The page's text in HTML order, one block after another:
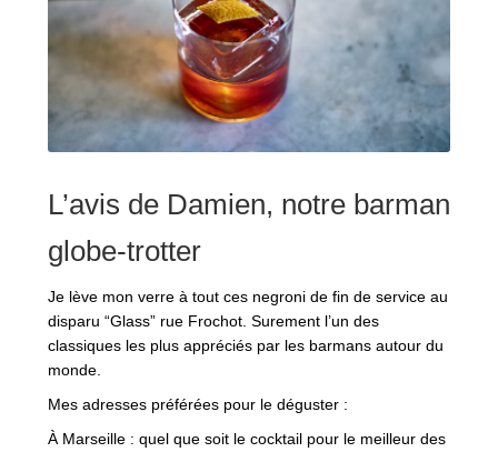
RÉGIONS
COFFRETS & CADEAUX
BOUTIQUE LOIRET
BLOG
L’avis de Damien, notre barman
globe-trotter
Je lève mon verre à tout ces negroni de fin de service au
disparu “Glass” rue Frochot. Surement l’un des
classiques les plus appréciés par les barmans autour du
monde.
Mes adresses préférées pour le déguster :
À Marseille : quel que soit le cocktail pour le meilleur des